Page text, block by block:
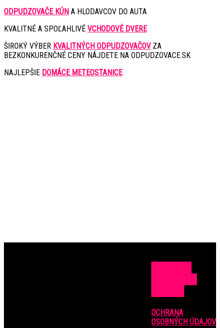
ODPUDZOVAČE KÚN A HLODAVCOV DO AUTA
KVALITNÉ A SPOĽAHLIVÉ VCHODOVÉ DVERE
ŠIROKÝ VÝBER KVALITNÝCH ODPUDZOVAČOVZA
BEZKONKURENČNÉ CENY NÁJDETE NA ODPUDZOVACE.SK
NAJLEPŠIE DOMÁCE METEOSTANICE
OCHRANA
OSOBNÝCH ÚDAJOV